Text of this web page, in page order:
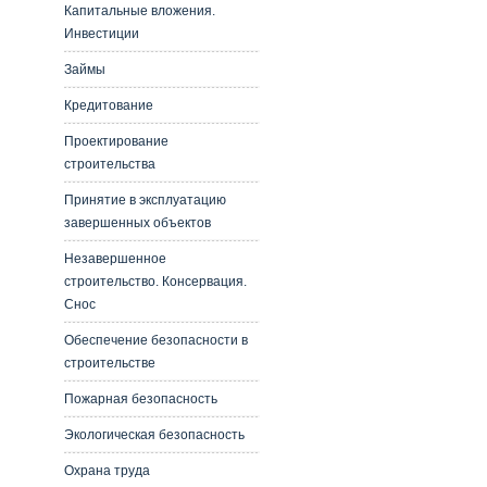
Капитальные вложения.
Инвестиции
Займы
Кредитование
Проектирование
строительства
Принятие в эксплуатацию
завершенных объектов
Незавершенное
строительство. Консервация.
Снос
Обеспечение безопасности в
строительстве
Пожарная безопасность
Экологическая безопасность
Охрана труда